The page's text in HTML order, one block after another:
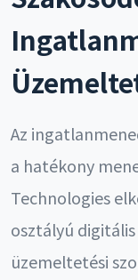
Az
a hatékony
Technologies
osztályú
üzemeltetési